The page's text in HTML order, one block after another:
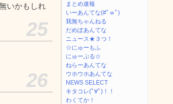
いかもしれ
25
26
まとめ速報
いーあんてな(#ﾟｗﾟ)
我無ちゃんねる
だめぽあんてな
ニュース★３つ！
☆にゅーもふ
にゅーぷる☆
ねらーあんてな
ウホウホあんてな
NEWS SELECT
キタコレ(ﾟ∀ﾟ)！！
わくてか！